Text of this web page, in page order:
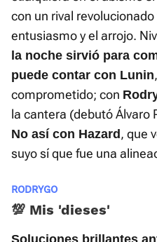
con un rival
entusiasmo y el arrojo.
la noche sirvió para
puede contar con Lunin
comprometido; con
la cantera (debutó Álvaro
No así con Hazard , que
suyo sí que fue una
RODRYGO
💯 Mis 'dieses'